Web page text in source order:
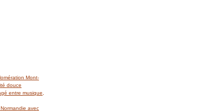
Mont-
douce
entre musique,
avec